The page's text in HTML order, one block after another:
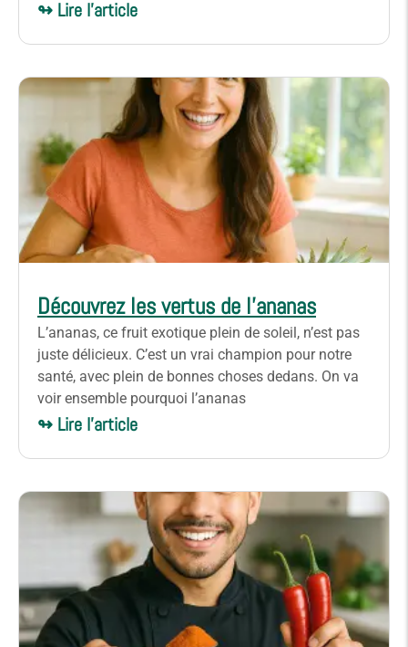
↬ Lire l'article
Découvrez les vertus de l’ananas
L’ananas, ce fruit exotique plein de soleil, n’est pas
juste délicieux. C’est un vrai champion pour notre
santé, avec plein de bonnes choses dedans. On va
voir ensemble pourquoi l’ananas
↬ Lire l'article